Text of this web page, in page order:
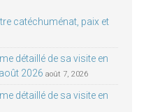
catéchuménat, paix et
détaillé de sa visite en
2026 août 7, 2026
détaillé de sa visite en